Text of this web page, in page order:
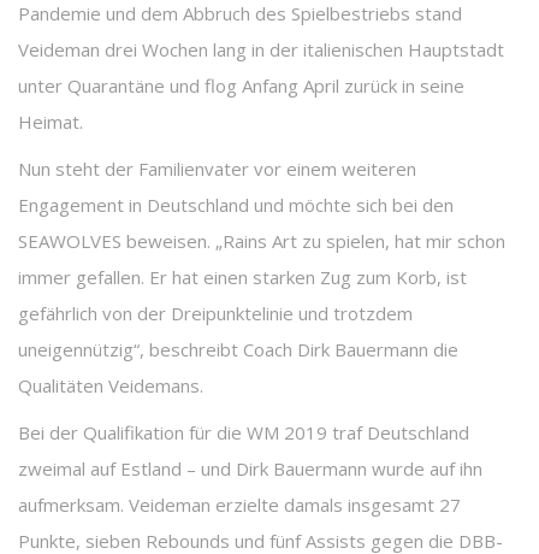
Pandemie und dem Abbruch des Spielbestriebs stand
Veideman drei Wochen lang in der italienischen Hauptstadt
unter Quarantäne und flog Anfang April zurück in seine
Heimat.
Nun steht der Familienvater vor einem weiteren
Engagement in Deutschland und möchte sich bei den
SEAWOLVES beweisen. „Rains Art zu spielen, hat mir schon
immer gefallen. Er hat einen starken Zug zum Korb, ist
gefährlich von der Dreipunktelinie und trotzdem
uneigennützig“, beschreibt Coach Dirk Bauermann die
Qualitäten Veidemans.
Bei der Qualifikation für die WM 2019 traf Deutschland
zweimal auf Estland – und Dirk Bauermann wurde auf ihn
aufmerksam. Veideman erzielte damals insgesamt 27
Punkte, sieben Rebounds und fünf Assists gegen die DBB-